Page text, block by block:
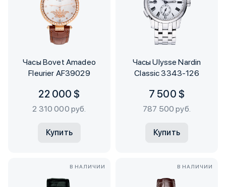
Часы Bovet Amadeo
Fleurier AF39029
22 000 $
2 310 000 руб.
Купить
Часы Ulysse Nardin
Classic 3343-126
7 500 $
787 500 руб.
Купить
В НАЛИЧИИ В НАЛИЧИИ